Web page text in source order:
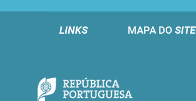
LINKS MAPA DO SITE